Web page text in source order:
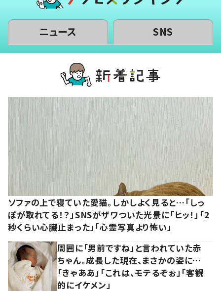
ニュース SNS
ソファの上で寝ていた愛猫。しかしよく見ると…「しっ
ぽが取れてる！？」SNSがザワついた光景に「ヒッ！」「2
秒くらい心臓止まった」「心霊写真より怖い」
周囲に「男前ですね」と言われていた赤
ちゃん。成長した現在、まさかの姿に…
「きゃああ」「これは、モテるぞぉ」「客観
的にイケメン」